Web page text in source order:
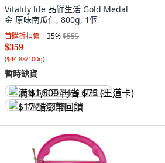
Vitality life 品鮮生活 Gold Medal
金 原味南瓜仁, 800g, 1個
首購折扣價 35%$559
$359
($44.88/100g)
暫時缺貨
满 $1,500 再省 $75 (王道卡)
$17 酷澎幣回饋